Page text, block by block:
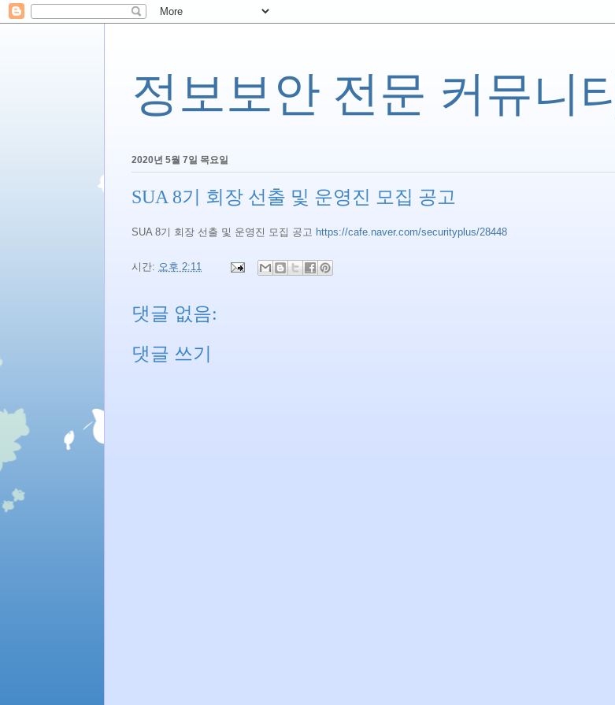
정보보안 전문 커뮤니
2020년 5월 7일 목요일
SUA 8기 회장 선출 및 운영진 모집 공고
SUA 8기 회장 선출 및 운영진 모집 공고 https://cafe.naver.com/securityplus/28448
시간: 오후 2:11
댓글 없음:
댓글 쓰기